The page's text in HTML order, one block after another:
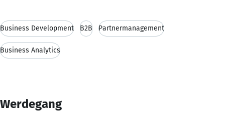
Business Development B2B Partnermanagement
Business Analytics
Werdegang